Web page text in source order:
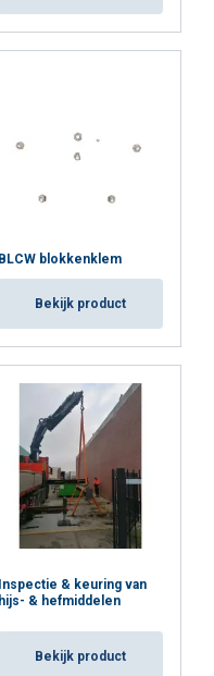
BLCW blokkenklem
Bekijk product
Inspectie & keuring van
hijs- & hefmiddelen
Bekijk product